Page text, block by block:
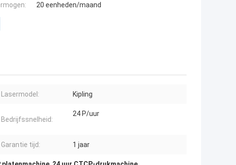
20 eenheden/maand
Lasermodel: Kipling
Bedrijfssnelheid:
24 P/uur
Garantie tijd: 1 jaar